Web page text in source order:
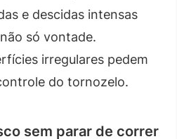
e descidas intensas
só vontade.
irregulares pedem
do tornozelo.
sem parar de correr